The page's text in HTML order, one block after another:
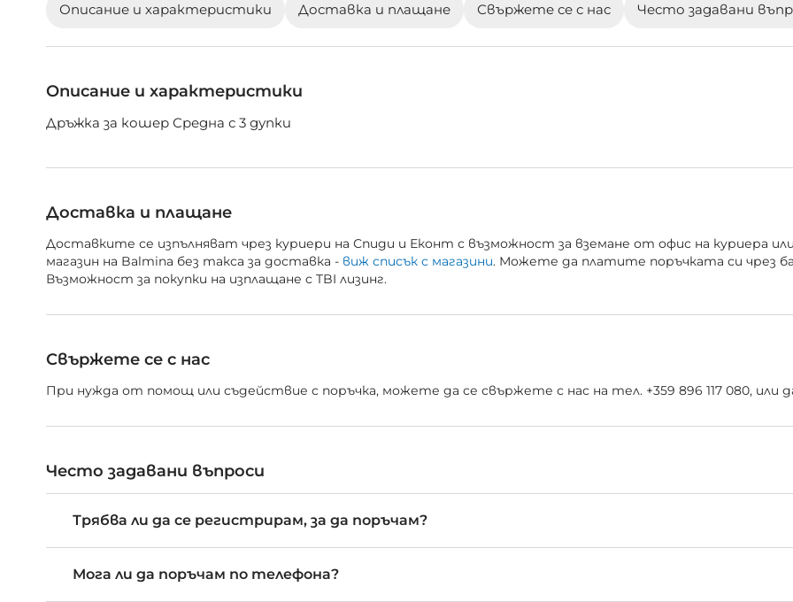
галерия
снимки
Описание и характеристики Доставка и плащане Свържете се с нас Често задавани
Описание и характеристики
Дръжка за кошер Средна с 3 дупки
Доставка и плащане
Доставките се изпълняват чрез куриери на Спиди и Еконт с възможност за вземане от офис на куриера
магазин на Balmina без такса за доставка - виж списък с магазини. Можете да платите поръчката си чрез
Възможност за покупки на изплащане с TBI лизинг.
Свържете се с нас
При нужда от помощ или съдействие с поръчка, можете да се свържете с нас на тел. +359 896 117 080, или
Често задавани въпроси
Трябва ли да се регистрирам, за да поръчам?
Мога ли да поръчам по телефона?